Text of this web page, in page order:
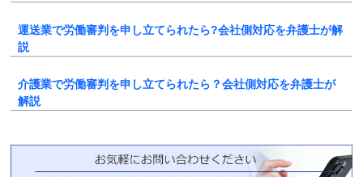
運送業で労働審判を申し立てられたら?会社側対応を弁護士が解
説
介護業で労働審判を申し立てられたら？会社側対応を弁護士が
解説